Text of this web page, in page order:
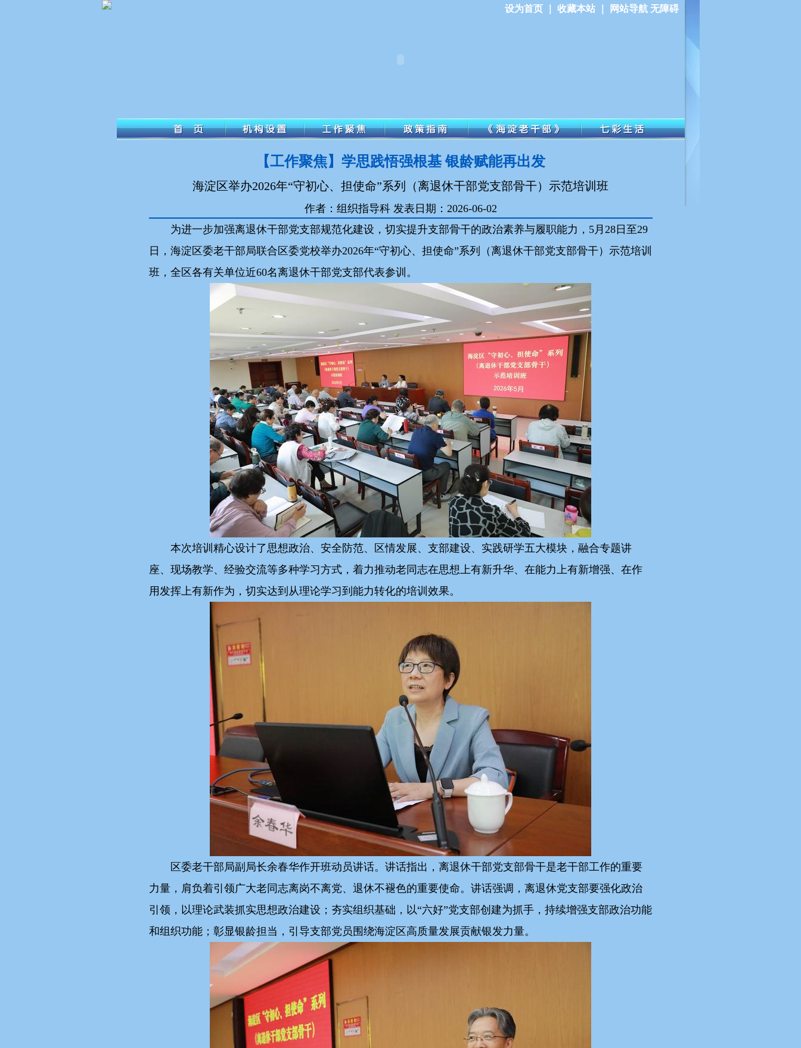
设为首页 ｜ 收藏本站 ｜ 网站导航 无障碍
【工作聚焦】学思践悟强根基 银龄赋能再出发
海淀区举办2026年“守初心、担使命”系列（离退休干部党支部骨干）示范培训班
作者：组织指导科 发表日期：2026-06-02
为进一步加强离退休干部党支部规范化建设，切实提升支部骨干的政治素养与履职能力，5月28日至29
日，海淀区委老干部局联合区委党校举办2026年“守初心、担使命”系列（离退休干部党支部骨干）示范培训
班，全区各有关单位近60名离退休干部党支部代表参训。
本次培训精心设计了思想政治、安全防范、区情发展、支部建设、实践研学五大模块，融合专题讲
座、现场教学、经验交流等多种学习方式，着力推动老同志在思想上有新升华、在能力上有新增强、在作
用发挥上有新作为，切实达到从理论学习到能力转化的培训效果。
区委老干部局副局长余春华作开班动员讲话。讲话指出，离退休干部党支部骨干是老干部工作的重要
力量，肩负着引领广大老同志离岗不离党、退休不褪色的重要使命。讲话强调，离退休党支部要强化政治
引领，以理论武装抓实思想政治建设；夯实组织基础，以“六好”党支部创建为抓手，持续增强支部政治功能
和组织功能；彰显银龄担当，引导支部党员围绕海淀区高质量发展贡献银发力量。